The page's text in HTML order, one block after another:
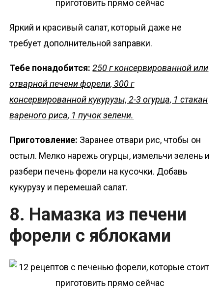
Яркий и красивый салат, который даже не
требует дополнительной заправки.
Тебе понадобится:250 г консервированной или
отварной печени форели, 300 г
консервированной кукурузы, 2-3 огурца, 1 стакан
вареного риса, 1 пучок зелени.
Приготовление: Заранее отвари рис, чтобы он
остыл. Мелко нарежь огурцы, измельчи зелень и
разбери печень форели на кусочки. Добавь
кукурузу и перемешай салат.
8. Намазка из печени
форели с яблоками